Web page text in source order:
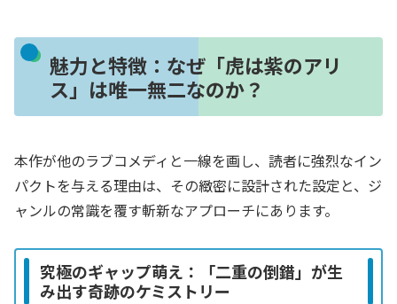
魅力と特徴：なぜ「虎は紫のアリ
ス」は唯一無二なのか？
本作が他のラブコメディと一線を画し、読者に強烈なイン
パクトを与える理由は、その緻密に設計された設定と、ジ
ャンルの常識を覆す斬新なアプローチにあります。
究極のギャップ萌え：「二重の倒錯」が生
み出す奇跡のケミストリー